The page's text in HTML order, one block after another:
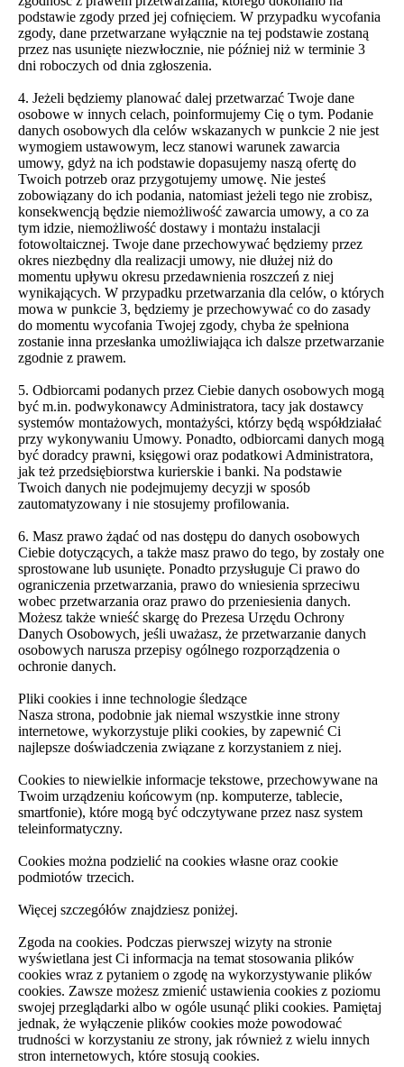
podstawie zgody przed jej cofnięciem. W przypadku wycofania
zgody, dane przetwarzane wyłącznie na tej podstawie zostaną
przez nas usunięte niezwłocznie, nie później niż w terminie 3
dni roboczych od dnia zgłoszenia.
4. Jeżeli będziemy planować dalej przetwarzać Twoje dane
osobowe w innych celach, poinformujemy Cię o tym. Podanie
danych osobowych dla celów wskazanych w punkcie 2 nie jest
wymogiem ustawowym, lecz stanowi warunek zawarcia
umowy, gdyż na ich podstawie dopasujemy naszą ofertę do
Twoich potrzeb oraz przygotujemy umowę. Nie jesteś
zobowiązany do ich podania, natomiast jeżeli tego nie zrobisz,
konsekwencją będzie niemożliwość zawarcia umowy, a co za
tym idzie, niemożliwość dostawy i montażu instalacji
fotowoltaicznej. Twoje dane przechowywać będziemy przez
okres niezbędny dla realizacji umowy, nie dłużej niż do
momentu upływu okresu przedawnienia roszczeń z niej
wynikających. W przypadku przetwarzania dla celów, o których
mowa w punkcie 3, będziemy je przechowywać co do zasady
do momentu wycofania Twojej zgody, chyba że spełniona
zostanie inna przesłanka umożliwiająca ich dalsze przetwarzanie
zgodnie z prawem.
5. Odbiorcami podanych przez Ciebie danych osobowych mogą
być m.in. podwykonawcy Administratora, tacy jak dostawcy
systemów montażowych, montażyści, którzy będą współdziałać
przy wykonywaniu Umowy. Ponadto, odbiorcami danych mogą
być doradcy prawni, księgowi oraz podatkowi Administratora,
jak też przedsiębiorstwa kurierskie i banki. Na podstawie
Twoich danych nie podejmujemy decyzji w sposób
zautomatyzowany i nie stosujemy profilowania.
6. Masz prawo żądać od nas dostępu do danych osobowych
Ciebie dotyczących, a także masz prawo do tego, by zostały one
sprostowane lub usunięte. Ponadto przysługuje Ci prawo do
ograniczenia przetwarzania, prawo do wniesienia sprzeciwu
wobec przetwarzania oraz prawo do przeniesienia danych.
Możesz także wnieść skargę do Prezesa Urzędu Ochrony
Danych Osobowych, jeśli uważasz, że przetwarzanie danych
osobowych narusza przepisy ogólnego rozporządzenia o
ochronie danych.
Pliki cookies i inne technologie śledzące
Nasza strona, podobnie jak niemal wszystkie inne strony
internetowe, wykorzystuje pliki cookies, by zapewnić Ci
najlepsze doświadczenia związane z korzystaniem z niej.
Cookies to niewielkie informacje tekstowe, przechowywane na
Twoim urządzeniu końcowym (np. komputerze, tablecie,
smartfonie), które mogą być odczytywane przez nasz system
teleinformatyczny.
Cookies można podzielić na cookies własne oraz cookie
podmiotów trzecich.
Więcej szczegółów znajdziesz poniżej.
Zgoda na cookies. Podczas pierwszej wizyty na stronie
wyświetlana jest Ci informacja na temat stosowania plików
cookies wraz z pytaniem o zgodę na wykorzystywanie plików
cookies. Zawsze możesz zmienić ustawienia cookies z poziomu
swojej przeglądarki albo w ogóle usunąć pliki cookies. Pamiętaj
jednak, że wyłączenie plików cookies może powodować
trudności w korzystaniu ze strony, jak również z wielu innych
stron internetowych, które stosują cookies.